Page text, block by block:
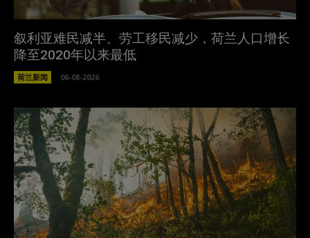
叙利亚难民减半、劳工移民减少，荷兰人口增长
降至2020年以来最低
荷兰新闻 06-08-2026